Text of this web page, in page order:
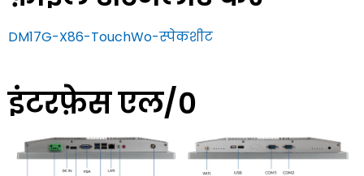
DM17G-X86-TouchWo-स्पेकशीट
इंटरफ़ेस एल/0